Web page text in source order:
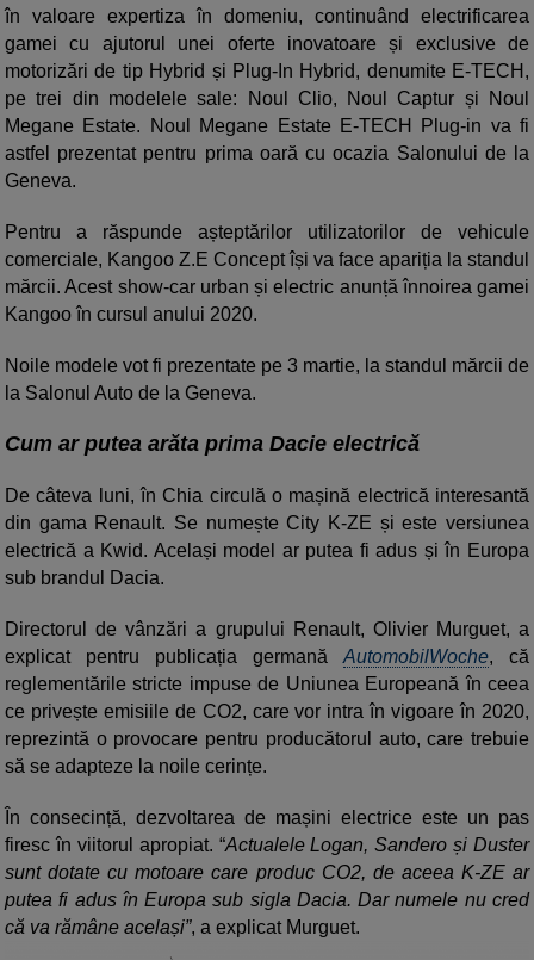
în valoare expertiza în domeniu, continuând electrificarea
gamei cu ajutorul unei oferte inovatoare și exclusive de
motorizări de tip Hybrid și Plug-In Hybrid, denumite E-TECH,
pe trei din modelele sale: Noul Clio, Noul Captur și Noul
Megane Estate. Noul Megane Estate E-TECH Plug-in va fi
astfel prezentat pentru prima oară cu ocazia Salonului de la
Geneva.
Pentru a răspunde așteptărilor utilizatorilor de vehicule
comerciale, Kangoo Z.E Concept își va face apariția la standul
mărcii. Acest show-car urban și electric anunță înnoirea gamei
Kangoo în cursul anului 2020.
Noile modele vot fi prezentate pe 3 martie, la standul mărcii de
la Salonul Auto de la Geneva.
Cum ar putea arăta prima Dacie electrică
De câteva luni, în Chia circulă o mașină electrică interesantă
din gama Renault. Se numește City K-ZE și este versiunea
electrică a Kwid. Același model ar putea fi adus și în Europa
sub brandul Dacia.
Directorul de vânzări a grupului Renault, Olivier Murguet, a
explicat pentru publicația germană AutomobilWoche, că
reglementările stricte impuse de Uniunea Europeană în ceea
ce privește emisiile de CO2, care vor intra în vigoare în 2020,
reprezintă o provocare pentru producătorul auto, care trebuie
să se adapteze la noile cerințe.
În consecință, dezvoltarea de mașini electrice este un pas
firesc în viitorul apropiat. “Actualele Logan, Sandero și Duster
sunt dotate cu motoare care produc CO2, de aceea K-ZE ar
putea fi adus în Europa sub sigla Dacia. Dar numele nu cred
că va rămâne același”, a explicat Murguet.